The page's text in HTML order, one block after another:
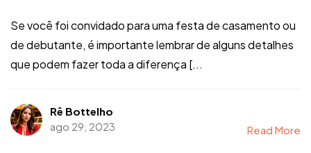
Se você foi convidado para uma festa de casamento ou
de debutante, é importante lembrar de alguns detalhes
que podem fazer toda a diferença [...
Rê Bottelho
ago 29, 2023
Read More